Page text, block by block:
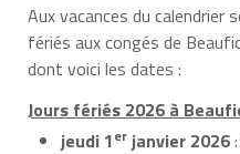
Aux vacances du calendrier
fériés aux congés de
dont voici les dates :
Jours fériés 2026 à
jeudi 1er janvier 2026